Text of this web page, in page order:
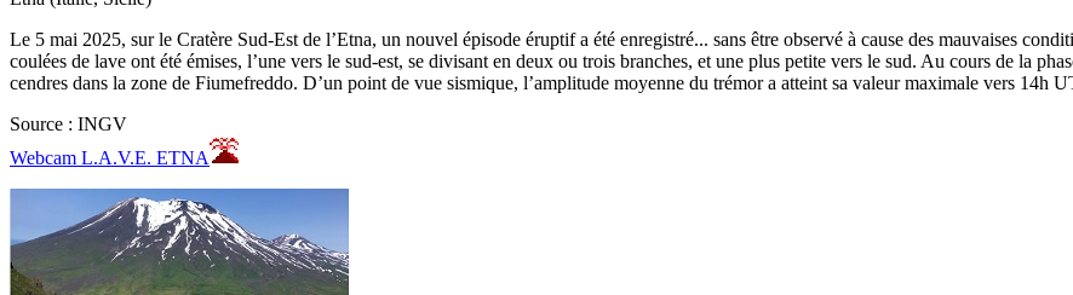
Le 5 mai 2025, sur le Cratère Sud-Est de l’Etna, un nouvel épisode éruptif a été enregistré... sans être observé à cause des mauvaises
coulées de lave ont été émises, l’une vers le sud-est, se divisant en deux ou trois branches, et une plus petite vers le sud. Au cours de la
cendres dans la zone de Fiumefreddo. D’un point de vue sismique, l’amplitude moyenne du trémor a atteint sa valeur maximale vers 14h
Source : INGV
Webcam L.A.V.E. ETNA